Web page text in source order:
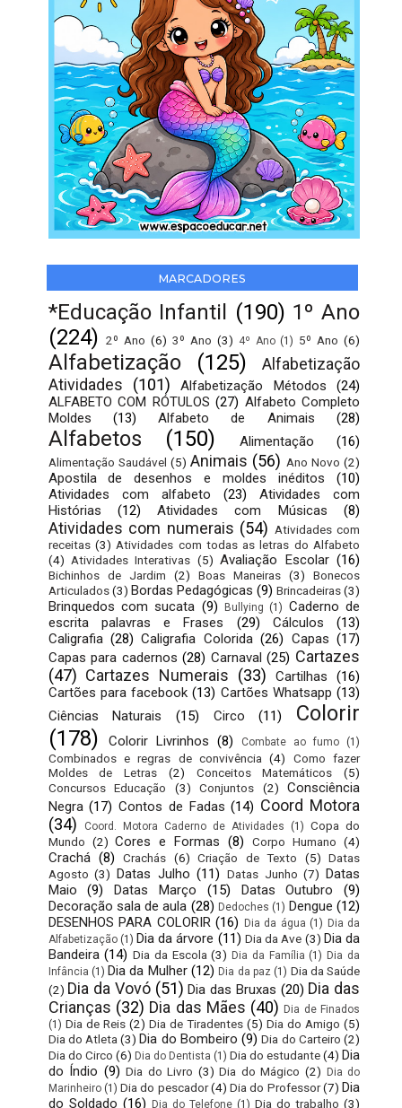
MARCADORES
*Educação Infantil (190) 1º Ano
(224) 2º Ano (6) 3º Ano (3) 4º Ano (1) 5º Ano (6)
Alfabetização (125)
Alfabetização
Atividades
(101) Alfabetização Métodos
(24)
ALFABETO COM RÓTULOS (27) Alfabeto Completo
Moldes
(13) Alfabeto de Animais (28)
Alfabetos (150) Alimentação (16)
Alimentação Saudável (5) Animais (56) Ano Novo (2)
Apostila de desenhos e moldes inéditos
(10)
Atividades com alfabeto
(23)
Atividades com
Histórias
(12) Atividades com Músicas (8)
Atividades com numerais (54) Atividades com
receitas (3) Atividades com todas as letras do Alfabeto
(4) Atividades Interativas (5) Avaliação Escolar (16)
Bichinhos de Jardim (2) Boas Maneiras (3)
Bonecos
Articulados (3) Bordas Pedagógicas (9) Brincadeiras(3)
Brinquedos com sucata (9) Bullying (1) Caderno de
escrita palavras e Frases
(29) Cálculos
(13)
Caligrafia (28) Caligrafia Colorida (26) Capas (17)
Capas para cadernos (28) Carnaval (25) Cartazes
(47) Cartazes Numerais (33) Cartilhas
(16)
Cartões para facebook (13) Cartões Whatsapp (13)
Ciências Naturais
(15) Circo (11)
Colorir
(178)
Colorir Livrinhos (8) Combate ao fumo (1)
Combinados e regras de convivência (4)
Como fazer
Moldes de Letras
(2) Conceitos Matemáticos
(5)
Concursos Educação
(3) Conjuntos (2)
Consciência
Negra (17) Contos de Fadas (14) Coord Motora
(34)
Coord. Motora Caderno de Atividades (1) Copa do
Mundo (2) Cores e Formas (8) Corpo Humano (4)
Crachá (8) Crachás (6) Criação de Texto (5) Datas
Agosto (3) Datas Julho (11) Datas Junho (7) Datas
Maio
(9) Datas Março (15) Datas Outubro
(9)
Decoração sala de aula (28) Dedoches (1) Dengue (12)
DESENHOS PARA COLORIR (16) Dia da água (1) Dia da
Alfabetização (1) Dia da árvore (11) Dia da Ave (3) Dia da
Bandeira (14) Dia da Escola (3) Dia da Família (1) Dia da
Infância (1) Dia da Mulher (12) Dia da paz (1) Dia da Saúde
(2) Dia da Vovó (51) Dia das Bruxas (20) Dia das
Crianças (32) Dia das Mães (40) Dia de Finados
(1) Dia de Reis (2) Dia de Tiradentes (5) Dia do Amigo (5)
Dia do Atleta (3) Dia do Bombeiro (9) Dia do Carteiro (2)
Dia do Circo (6) Dia do Dentista (1) Dia do estudante(4) Dia
do Índio (9) Dia do Livro (3) Dia do Mágico (2) Dia do
Marinheiro (1) Dia do pescador (4) Dia do Professor (7) Dia
do Soldado (16) Dia do Telefone (1) Dia do trabalho (3)